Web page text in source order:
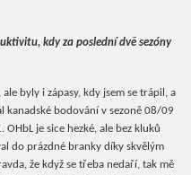
kdy za poslední dvě sezóny
byly i zápasy, kdy jsem se trápil, a
kanadské bodování v sezoně 08/09
je sice hezké, ale bez kluků
do prázdné branky díky skvělým
že když se třeba nedaří, tak mě